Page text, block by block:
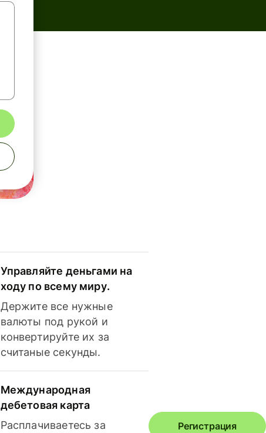
Управляйте деньгами на
ходу по всему миру.
Держите все нужные
валюты под рукой и
конвертируйте их за
считаные секунды.
Международная
дебетовая карта
Расплачиваетесь за
Регистрация